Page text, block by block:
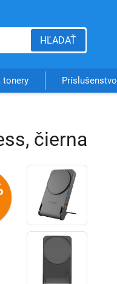
HĽADAŤ
tonery Príslušenstvo
čierna